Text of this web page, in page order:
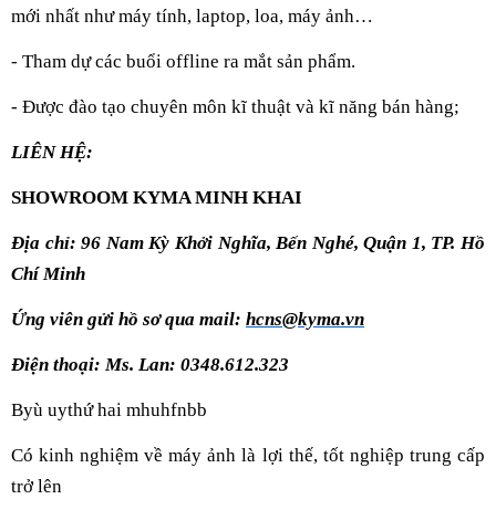
mới nhất như máy tính, laptop, loa, máy ảnh…
- Tham dự các buổi offline ra mắt sản phẩm.
- Được đào tạo chuyên môn kĩ thuật và kĩ năng bán hàng;
LIÊN HỆ:
SHOWROOM KYMA MINH KHAI
Địa chỉ: 96 Nam Kỳ Khởi Nghĩa, Bến Nghé, Quận 1, TP. Hồ
Chí Minh
Ứng viên gửi hồ sơ qua mail: hcns@kyma.vn
Điện thoại: Ms. Lan: 0348.612.323
Byù uythứ hai mhuhfnbb
Có kinh nghiệm về máy ảnh là lợi thế, tốt nghiệp trung cấp
trở lên